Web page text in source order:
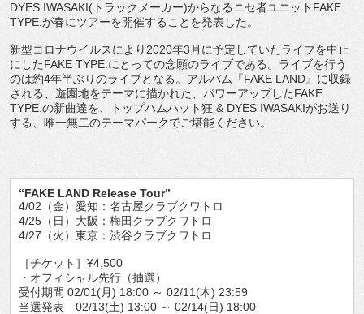
DYES IWASAKI(トラックメーカー)からなるニセ者ユニットFAKE
TYPE.が春にツアーを開催することを発表した。
新型コロナウイルスにより2020年3月に予定していたライブを中止
にしたFAKE TYPE.にとっての念願のライブである。ライブを行う
のは約4年半ぶりのライブとなる。アルバム『FAKE LAND』に収録
される、遊園地をテーマに描かれた、パワーアップしたFAKE
TYPE.の新曲達を、トップハムハット狂 & DYES IWASAKIがお送り
する、唯一無二のテーマパークでご堪能ください。
“FAKE LAND Release Tour”
4/02（金）愛知：名古屋クラブクワトロ
4/25（日）大阪：梅田クラブクワトロ
4/27（火）東京：渋谷クラブクワトロ
［チケット］¥4,500
・オフィシャル先行（抽選）
受付期間 02/01(月) 18:00 ～ 02/11(木) 23:59
当選発表 02/13(土) 13:00 ～ 02/14(日) 18:00